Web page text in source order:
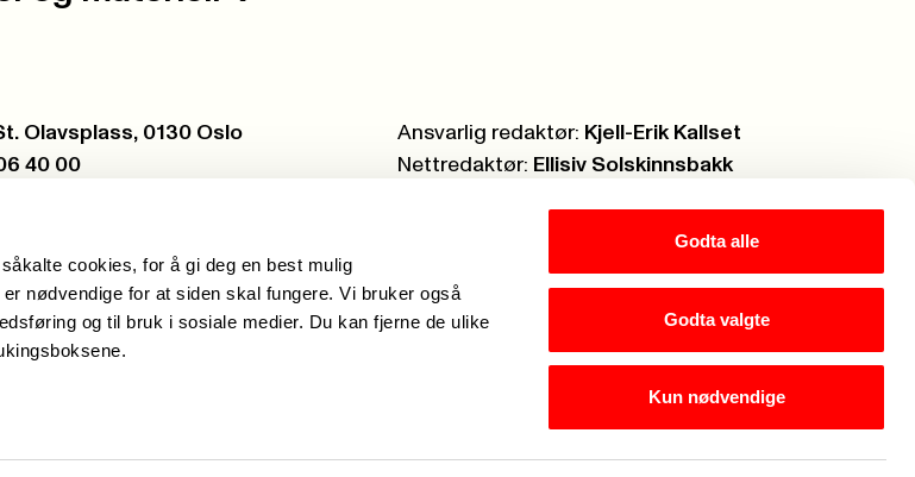
cookies, for å gi deg en best mulig
nødvendige for at siden skal fungere. Vi bruker også
og til bruk i sosiale medier. Du kan fjerne de ulike
Godta alle
Godta valgte
Kun nødvendige
Olavsplass, 0130 Oslo
40 00
Ansvarlig redaktør: Kjell-Erik Kallset
Nettredaktør: Ellisiv Solskinnsbakk